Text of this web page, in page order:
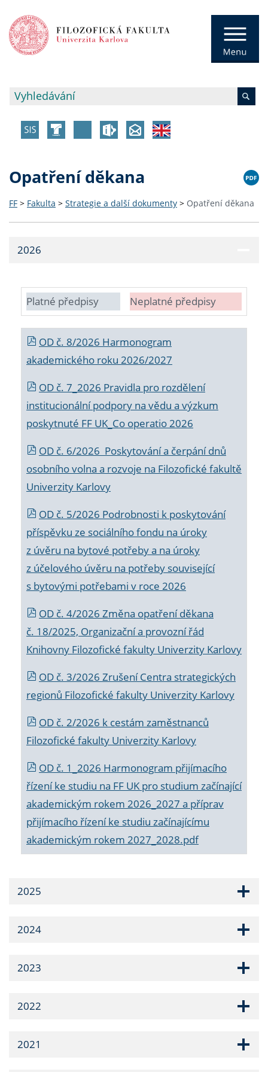
Opatření děkana
FF > Fakulta > Strategie a další dokumenty > Opatření děkana
2026
Platné předpisy Neplatné předpisy
OD č. 8/2026 Harmonogram
akademického roku 2026/2027
OD č. 7_2026 Pravidla pro rozdělení
institucionální podpory na vědu a výzkum
poskytnuté FF UK_Co operatio 2026
OD č. 6/2026 Poskytování a čerpání dnů
osobního volna a rozvoje na Filozofické fakultě
Univerzity Karlovy
OD č. 5/2026 Podrobnosti k poskytování
příspěvku ze sociálního fondu na úroky
z úvěru na bytové potřeby a na úroky
z účelového úvěru na potřeby související
s bytovými potřebami v roce 2026
OD č. 4/2026 Změna opatření děkana
č. 18/2025, Organizační a provozní řád
Knihovny Filozofické fakulty Univerzity Karlovy
OD č. 3/2026 Zrušení Centra strategických
regionů Filozofické fakulty Univerzity Karlovy
OD č. 2/2026 k cestám zaměstnanců
Filozofické fakulty Univerzity Karlovy
OD č. 1_2026 Harmonogram přijímacího
řízení ke studiu na FF UK pro studium začínající
akademickým rokem 2026_2027 a příprav
přijímacího řízení ke studiu začínajícímu
akademickým rokem 2027_2028.pdf
2025
2024
2023
2022
2021